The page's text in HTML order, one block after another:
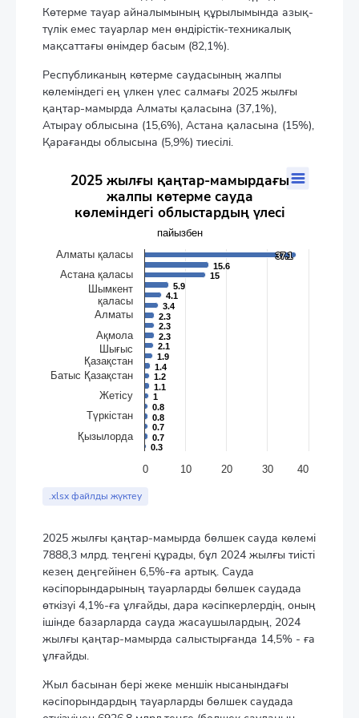
Көтерме тауар айналымының құрылымында азық-
түлік емес тауарлар мен өндірістік-техникалық
мақсаттағы өнімдер басым (82,1%).
Республиканың көтерме саудасының жалпы
көлеміндегі ең үлкен үлес салмағы 2025 жылғы
қаңтар-мамырда Алматы қаласына (37,1%),
Атырау облысына (15,6%), Астана қаласына (15%),
Қарағанды облысына (5,9%) тиесілі.
2025 жылғы қаңтар-мамырдағы жалпы көтерме сауда
Bar chart with 20 bars.
пайызбен
The chart has 1 X axis displaying categories.
The chart has 1 Y axis displaying values. Data ranges from 0.3
2025 жылғы қаңтар-мамырдағы
жалпы көтерме сауда
көлеміндегі облыстардың үлесі
пайызбен
37.1
37.1
15.6
15.6
15
15
5.9
5.9
4.1
4.1
3.4
3.4
2.3
2.3
2.3
2.3
2.3
2.3
2.1
2.1
1.9
1.9
1.4
1.4
1.2
1.2
1.1
1.1
1
1
0.8
0.8
0.8
0.8
0.7
0.7
0.7
0.7
0.3
0.3
0 10 20 30 40
Алматы қаласы
Астана қаласы
Шымкент
қаласы
Алматы
Ақмола
Шығыс
Қазақстан
Батыс Қазақстан
Жетісу
Түркістан
Қызылорда
End of interactive chart.
.xlsx файлды жүктеу
2025 жылғы қаңтар-мамырда бөлшек сауда көлемі
7888,3 млрд. теңгені құрады, бұл 2024 жылғы тиісті
кезең деңгейінен 6,5%-ға артық. Сауда
кәсіпорындарының тауарларды бөлшек саудада
өткізуі 4,1%-ға ұлғайды, дара кәсіпкерлердің, оның
ішінде базарларда сауда жасаушылардың, 2024
жылғы қаңтар-мамырда салыстырғанда 14,5% - ға
ұлғайды.
Жыл басынан бері жеке меншік нысанындағы
кәсіпорындардың тауарларды бөлшек саудада